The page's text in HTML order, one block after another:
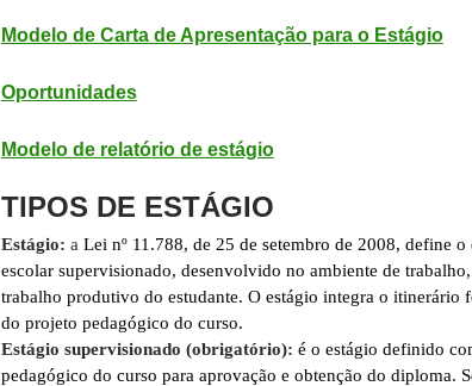
Modelo de Carta de Apresentação para o Estágio
Oportunidades
Modelo de relatório de estágio
TIPOS DE ESTÁGIO
Estágio: a Lei nº 11.788, de 25 de setembro de 2008, define
escolar supervisionado, desenvolvido no ambiente de
trabalho produtivo do estudante. O estágio integra o itinerário
do projeto pedagógico do curso.
Estágio supervisionado (obrigatório): é o estágio definido
pedagógico do curso para aprovação e obtenção do diploma.